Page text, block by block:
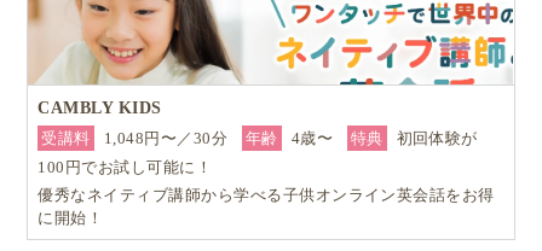
CAMBLY KIDS
受講料
1,048円〜／30分 年齢 4歳〜 特典
初回体験が
100円でお試し可能に！
優秀なネイティブ講師から学べる子供オンライン英会話をお得
に開始！